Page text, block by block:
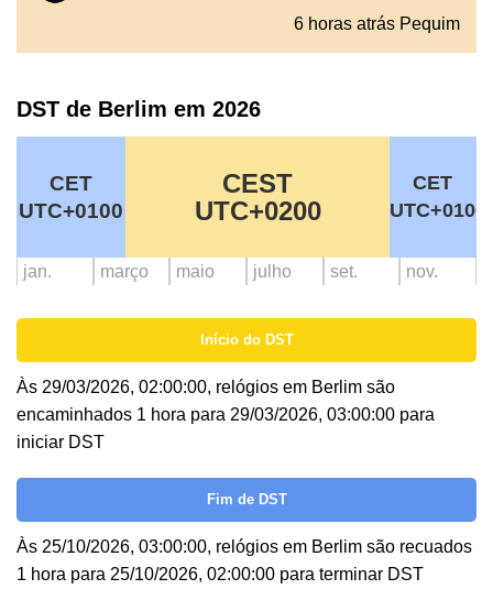
6 horas atrás Pequim
DST de Berlim em 2026
CET
UTC+0100
CEST
UTC+0200
CET
UTC+0100
jan. março maio julho set. nov.
Início do DST
Às 29/03/2026, 02:00:00, relógios em Berlim são
encaminhados 1 hora para 29/03/2026, 03:00:00 para
iniciar DST
Fim de DST
Às 25/10/2026, 03:00:00, relógios em Berlim são recuados
1 hora para 25/10/2026, 02:00:00 para terminar DST